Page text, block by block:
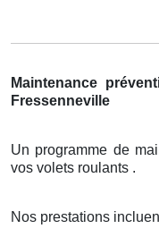
Maintenance
Fressenneville
Un programme de
vos volets roulants .
Nos prestations